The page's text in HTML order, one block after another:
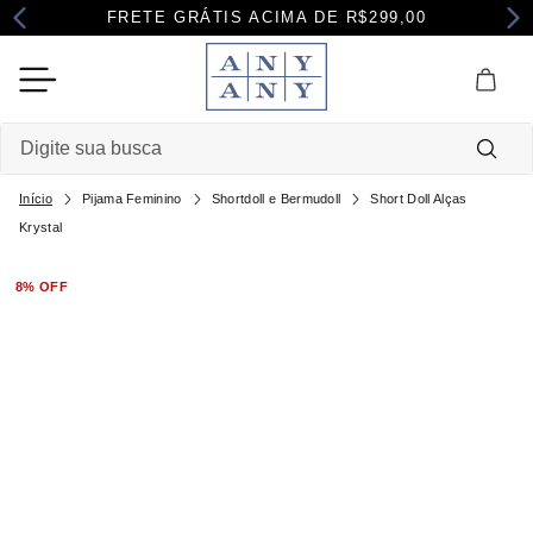
FRETE GRÁTIS ACIMA DE R$299,00
Pijama Feminino Shortdoll e Bermudoll Short Doll Alças
Krystal
8% OFF
Termos mais buscados
2º pijama